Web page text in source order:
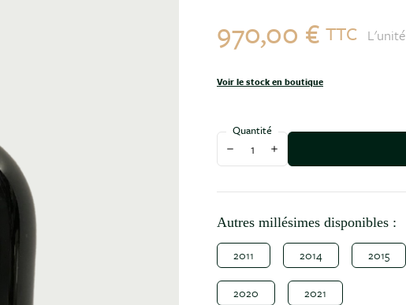
970,00 € TTC L'unité
Voir le stock en boutique
Quantité
Diminuer la quantité
Augmenter la quantité
Autres millésimes disponibles :
2011 2014 2015
2020 2021